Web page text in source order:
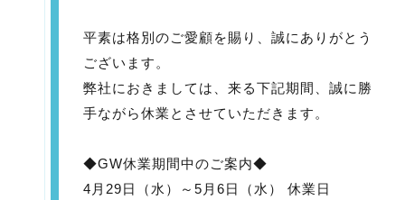
平素は格別のご愛顧を賜り、誠にありがとう
ございます。
弊社におきましては、来る下記期間、誠に勝
手ながら休業とさせていただきます。
◆GW休業期間中のご案内◆
4月29日（水）～5月6日（水） 休業日